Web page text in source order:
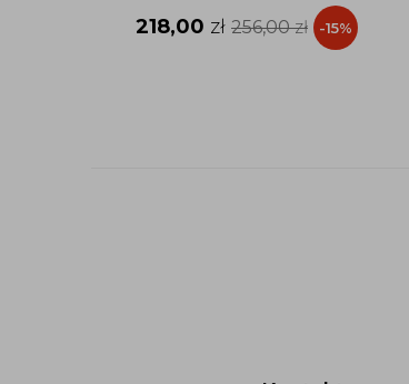
218,00 zł 256,00zł -15%